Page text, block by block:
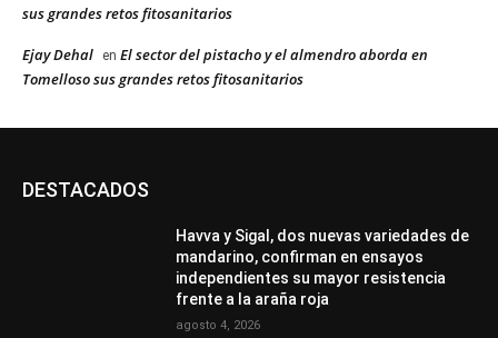
sus grandes retos fitosanitarios
Ejay Dehal en El sector del pistacho y el almendro aborda en
Tomelloso sus grandes retos fitosanitarios
DESTACADOS
Havva y Sigal, dos nuevas variedades de
mandarino, confirman en ensayos
independientes su mayor resistencia
frente a la araña roja
agosto 4, 2026